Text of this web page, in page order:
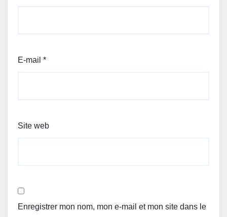
E-mail *
Site web
Enregistrer mon nom, mon e-mail et mon site dans le